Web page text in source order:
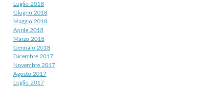
Luglio 2018
Giugno 2018
Maggio 2018
Aprile 2018
Marzo 2018
Gennaio 2018
Dicembre 2017
Novembre 2017
Agosto 2017
Luglio 2017